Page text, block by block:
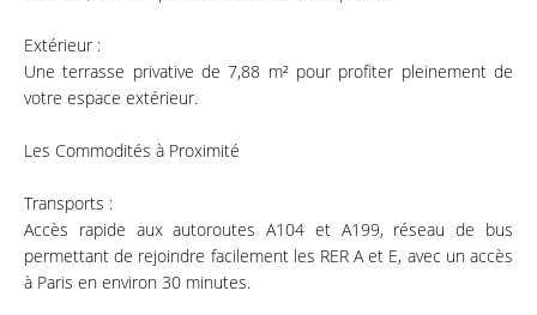
Extérieur :
Une terrasse privative de 7,88 m² pour profiter pleinement de
votre espace extérieur.
Les Commodités à Proximité
Transports :
Accès rapide aux autoroutes A104 et A199, réseau de bus
permettant de rejoindre facilement les RER A et E, avec un accès
à Paris en environ 30 minutes.